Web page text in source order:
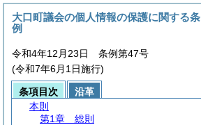
大口町議会の個人情報の保護に関する条
例
令和4年12月23日 条例第47号
(令和7年6月1日施行)
条項目次
沿革
本則
第1章
総則